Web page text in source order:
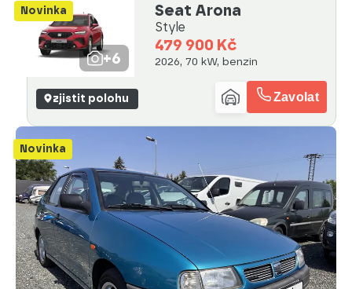
Novinka
+6
Seat Arona
Style
479 900 Kč
2026, 70 kW, benzin
zjistit polohu Zavolat
Novinka